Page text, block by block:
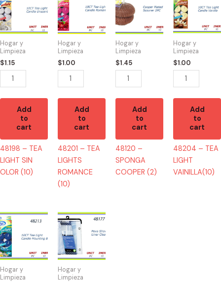
Hogar y
Limpieza
$1.15
-
TEA
LIGHT
SIN
OLOR
(10)
quantity
Add
to
cart
48198 – TEA
LIGHT SIN
OLOR (10)
Hogar y
Limpieza
$1.00
-
TEA
LIGHTS
ROMANCE
(10)
quantity
Add
to
cart
48201 – TEA
LIGHTS
ROMANCE
(10)
Hogar y
Limpieza
$1.45
-
SPONGA
COOPER
(2)
quantity
Add
to
cart
48120 –
SPONGA
COOPER (2)
Hogar y
Limpieza
$1.00
-
TEA
LIGHT
VAINILLA(10)
quantity
Add
to
cart
48204 – TEA
LIGHT
VAINILLA(10)
Hogar y
Limpieza
48213
-
TEA
LIGHTS
MOUNTAIN
BREEZE(10)
Hogar y
Limpieza
48177
-
CORTINA
DE
BAÑO
CLEAR